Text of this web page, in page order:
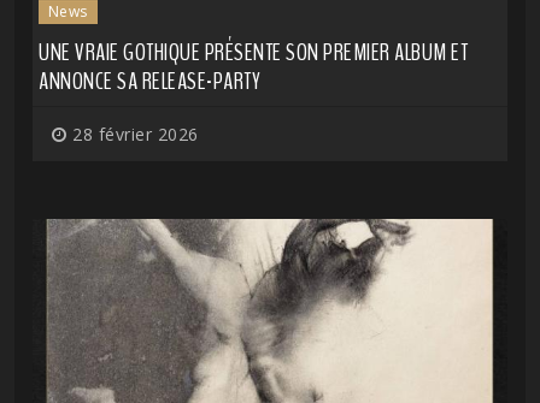
News
UNE VRAIE GOTHIQUE PRÉSENTE SON PREMIER ALBUM ET
ANNONCE SA RELEASE-PARTY
28 février 2026